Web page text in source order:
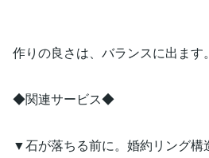
作りの良さは、バランスに出ます。
◆関連サービス◆
▼石が落ちる前に。婚約リング構